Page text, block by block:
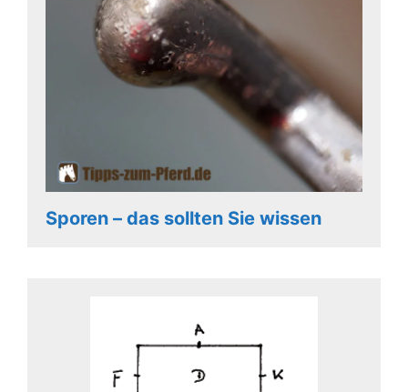
Sporen – das sollten Sie wissen